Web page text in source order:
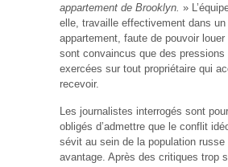
appartement de Brooklyn. »
elle, travaille effectivement dans
appartement, faute de pouvoir
sont convaincus que des pressions
exercées sur tout propriétaire qui
recevoir.
Les journalistes interrogés sont
obligés d’admettre que le conflit
sévit au sein de la population russe
avantage. Après des critiques trop